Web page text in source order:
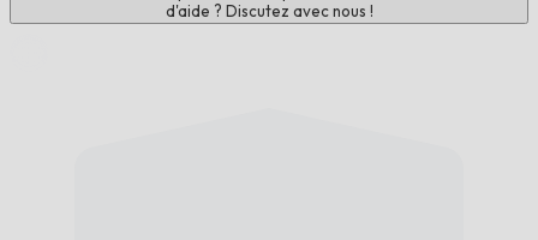
d'aide ? Discutez avec nous !